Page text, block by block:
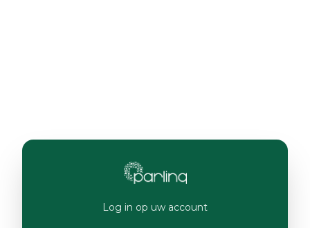
Log in op uw account